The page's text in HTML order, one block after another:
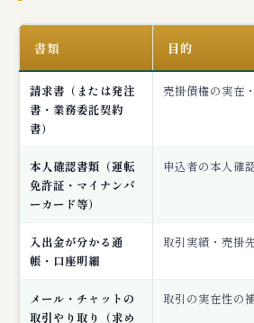
書類 目的
請求書（または発注
書・業務委託契約
書）
売掛債権の実在
本人確認書類（運転
免許証・マイナンバ
ーカード等）
申込者の本人確
入出金が分かる通
帳・口座明細
取引実績・売掛
メール・チャットの
取引やり取り（求め
取引の実在性の